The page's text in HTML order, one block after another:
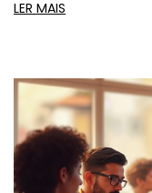
Aprenda o que
transformar textos
envolventes.
reais e experiências
editorial.
LER MAIS